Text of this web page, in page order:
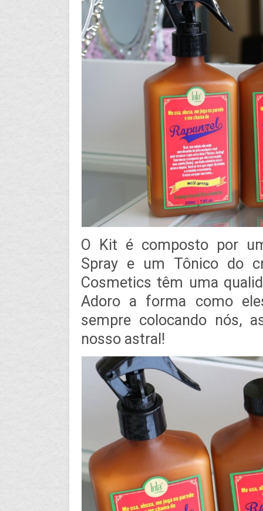
O Kit é composto por
Spray e um Tônico do
Cosmetics têm uma
Adoro a forma como
sempre colocando nós,
nosso astral!